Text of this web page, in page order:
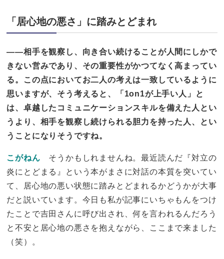
「居心地の悪さ」に踏みとどまれ
——相手を観察し、向き合い続けることが人間にしかで
きない営みであり、その重要性がかつてなく高まってい
る。この点においてお二人の考えは一致しているように
思いますが、そう考えると、「1on1が上手い人」と
は、卓越したコミュニケーションスキルを備えた人とい
うより、相手を観察し続けられる胆力を持った人、とい
うことになりそうですね。
こがねん
そうかもしれませんね。最近読んだ『対立の
炎にとどまる』という本がまさに対話の本質を突いてい
て、居心地の悪い状態に踏みとどまれるかどうかが大事
だと説いています。今日も私が記事にいちゃもんをつけ
たことで吉田さんに呼び出され、何を言われるんだろう
と不安と居心地の悪さを抱えながら、ここまで来ました
（笑）。